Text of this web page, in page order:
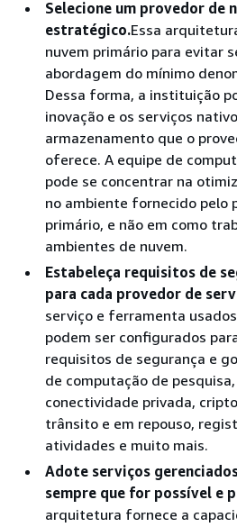
Selecione um provedor de
estratégico.Essa
nuvem primário para evitar
abordagem do mínimo
Dessa forma, a instituição
inovação e os serviços
armazenamento que o
oferece. A equipe de
pode se concentrar na
no ambiente fornecido pelo
primário, e não em como
ambientes de nuvem.
Estabeleça requisitos de
para cada provedor de
serviço e ferramenta
podem ser configurados
requisitos de segurança e
de computação de
conectividade privada,
trânsito e em repouso,
atividades e muito mais.
Adote serviços
sempre que for possível e
arquitetura fornece a